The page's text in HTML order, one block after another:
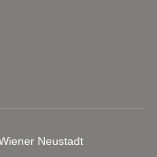
Neustadt